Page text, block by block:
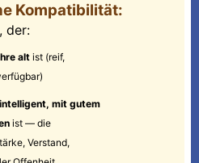
Kompatibilität:
der:
altist (reif,
mit gutem
ist — die
Verstand,